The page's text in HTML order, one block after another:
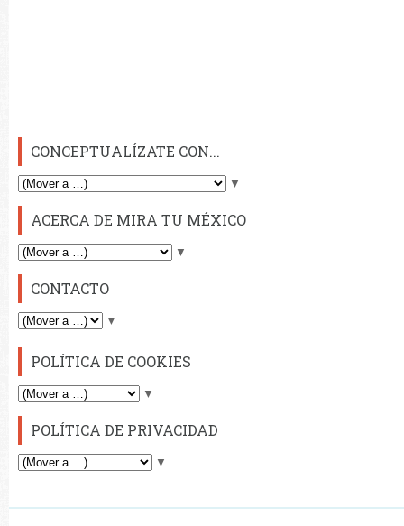
CONCEPTUALÍZATE CON...
▼
ACERCA DE MIRA TU MÉXICO
▼
CONTACTO
▼
POLÍTICA DE COOKIES
▼
POLÍTICA DE PRIVACIDAD
▼